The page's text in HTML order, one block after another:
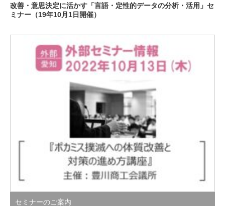
改善・意思決定に活かす「言語・定性的データの分析・活用」セ
ミナー（19年10月1日開催）
セミナーのご案内